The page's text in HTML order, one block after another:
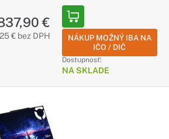
€
€ bez DPH
NÁKUP MOŽNÝ IBA NA
IČO / DIČ
Dostupnosť:
NA SKLADE